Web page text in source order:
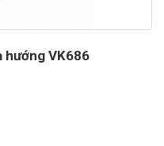
hướng VK686